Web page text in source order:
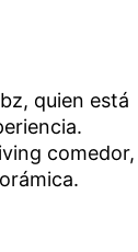
quien está
comedor,